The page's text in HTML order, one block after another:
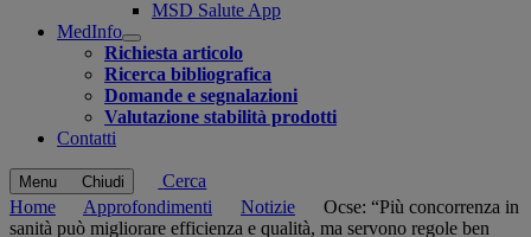
MSD Salute App
MedInfo
Open
submenu
Richiesta articolo
Ricerca bibliografica
Domande e segnalazioni
Valutazione stabilità prodotti
Contatti
Menu Chiudi
Cerca
Home
Approfondimenti Notizie
Ocse: “Più concorrenza in
sanità può migliorare efficienza e qualità, ma servono regole ben